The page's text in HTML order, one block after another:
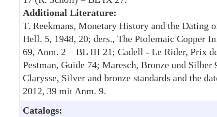
Additional Literature:
T. Reekmans, Monetary History and the Dating
Hell. 5, 1948, 20; ders., The Ptolemaic Copper
69, Anm. 2 = BL III 21; Cadell - Le Rider, Prix
Pestman, Guide 74; Maresch, Bronze und
Clarysse, Silver and bronze standards and the
2012, 39 mit Anm. 9.
Catalogs: